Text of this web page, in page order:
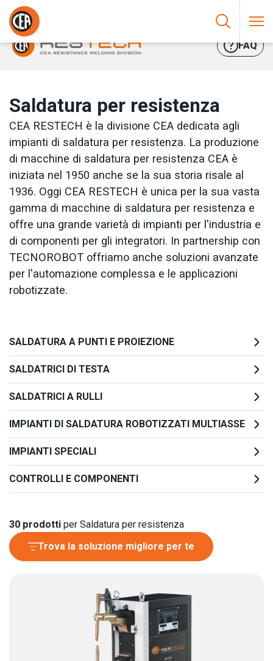
Vai al contenuto
HOME/
FAQ
Saldatura per resistenza
CEA RESTECH è la divisione CEA dedicata agli
impianti di saldatura per resistenza. La produzione
di macchine di saldatura per resistenza CEA è
iniziata nel 1950 anche se la sua storia risale al
1936. Oggi CEA RESTECH è unica per la sua vasta
gamma di macchine di saldatura per resistenza e
offre una grande varietà di impianti per l'industria e
di componenti per gli integratori. In partnership con
TECNOROBOT offriamo anche soluzioni avanzate
per l'automazione complessa e le applicazioni
robotizzate.
SALDATURA A PUNTI E PROIEZIONE
SALDATRICI DI TESTA
SALDATRICI A RULLI
IMPIANTI DI SALDATURA ROBOTIZZATI MULTIASSE
IMPIANTI SPECIALI
CONTROLLI E COMPONENTI
30 prodotti per Saldatura per resistenza
Trova la soluzione migliore per te